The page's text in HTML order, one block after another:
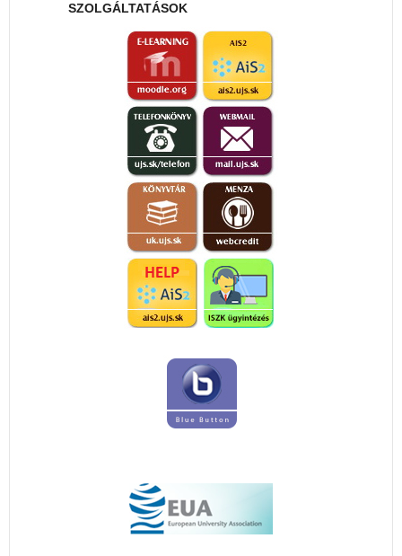
SZOLGÁLTATÁSOK